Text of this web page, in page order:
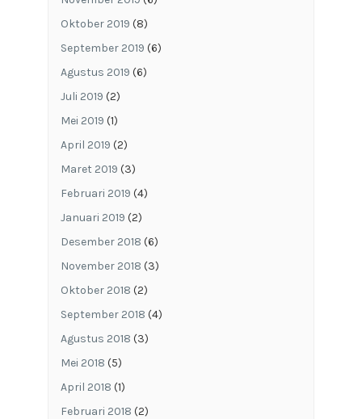
Oktober 2019 (8)
September 2019 (6)
Agustus 2019 (6)
Juli 2019 (2)
Mei 2019 (1)
April 2019 (2)
Maret 2019 (3)
Februari 2019 (4)
Januari 2019 (2)
Desember 2018 (6)
November 2018 (3)
Oktober 2018 (2)
September 2018 (4)
Agustus 2018 (3)
Mei 2018 (5)
April 2018 (1)
Februari 2018 (2)